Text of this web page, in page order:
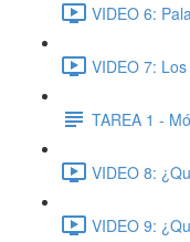
VIDEO 6:
VIDEO 7:
TAREA 1 -
VIDEO 8:
VIDEO 9: